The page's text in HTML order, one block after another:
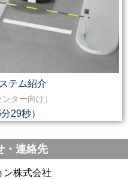
テム紹介
ター向け）
29秒）
・連絡先
ン株式会社